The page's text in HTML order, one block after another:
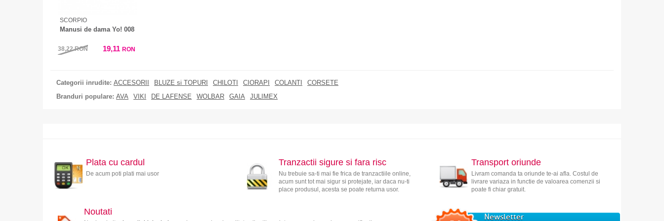
SCORPIO
Manusi de dama Yo! 008
38,22RON 19,11 RON
Categorii inrudite: ACCESORII BLUZE si TOPURI CHILOTI CIORAPI COLANTI
CORSETE
Branduri populare: AVA VIKI DE LAFENSE WOLBAR GAIA JULIMEX
Plata cu cardul
De acum poti plati mai usor
Tranzactii sigure si fara risc
Nu trebuie sa-ti mai fie frica de tranzactiile online,
acum sunt tot mai sigur si protejate, iar daca nu-ti
place produsul, acesta se poate returna usor.
Transport oriunde
Livram comanda ta oriunde te-ai afla. Costul de
livrare variaza in functie de valoarea comenzii si
poate fi chiar gratuit.
Noutati
Newsletter